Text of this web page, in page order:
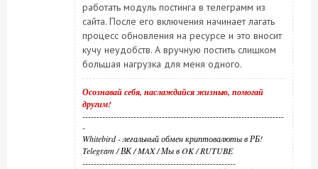
работать модуль постинга в телеграмм из
сайта. После его включения начинает лагать
процесс обновления на ресурсе и это вносит
кучу неудобств. А вручную постить слишком
большая нагрузка для меня одного.
Осознавай себя, наслаждайся жизнью, помогай
другим!
-----------------------------------------------------------------------
-
Whitebird - легальный обмен криптовалюты в РБ!
Telegram/ВК/MAX/Мы в OK/RUTUBE
------------------------------------------------------